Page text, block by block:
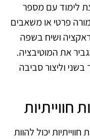
לימוד עם מספר
פרטי או משאבים
ושיח בשפה
את המוטיבציה.
וליצור סביבה
חווייתיות
יכול להוות